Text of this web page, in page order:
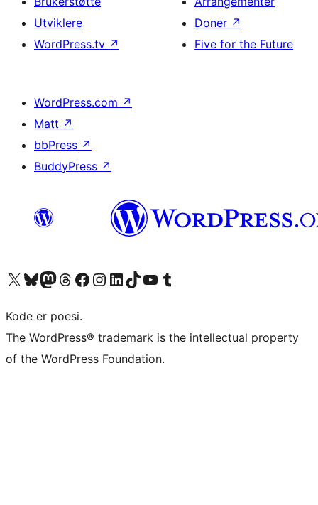
Utviklere
WordPress.tv ↗
Doner ↗
Five for the Future
WordPress.com ↗
Matt ↗
bbPress ↗
BuddyPress ↗
Besøk vår konto på X Visit our Bluesky account
Besøk vår Mastodon-konto
Visit our Threads account
Besøk vår Facebook-sideBesøk vår Instagram-konto
Besøk vår LinkedIn-konto
Visit our TikTok account
Visit our YouTube channel
Visit our Tumblr account
Kode er poesi.
The WordPress® trademark is the intellectual property
of the WordPress Foundation.